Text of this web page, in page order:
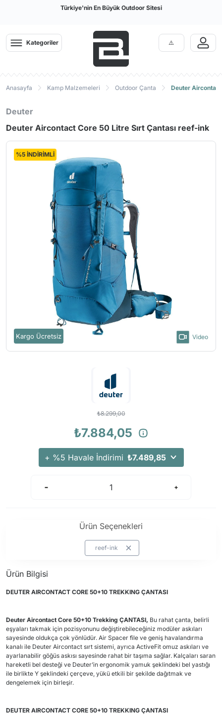
Türkiye'nin En Büyük Outdoor Sitesi
Kategoriler
Anasayfa Kamp Malzemeleri Outdoor Çanta Deuter
Deuter
Deuter Aircontact Core 50 Litre Sırt Çantası reef-ink
Kargo Ücretsiz
%5 İNDİRİMLİ
Video
₺8.299,00
₺7.884,05
+ %5 Havale İndirimi ₺7.489,85
Ürün Seçenekleri
reef-ink
Ürün Bilgisi
DEUTER AIRCONTACT CORE 50+10 TREKKING ÇANTASI
Deuter Aircontact Core 50+10 Trekking ÇANTASI, Bu rahat çanta, belirli
eşyaları takmak için pozisyonunu değiştirebileceğiniz modüler askıları
sayesinde oldukça çok yönlüdür. Air Spacer file ve geniş havalandırma
kanalı ile Deuter Aircontact sırt sistemi, ayrıca ActiveFit omuz askıları ve
ayarlanabilir göğüs askısı sayesinde rahat bir taşıma sağlar. Kalçaları saran
hareketli bel desteği ve Deuter’in ergonomik yamuk şeklindeki bel yastığı
ile birlikte Y şeklindeki çerçeve, yükü etkili bir şekilde dağıtmak ve
dengelemek için birleşir.
DEUTER AIRCONTACT CORE 50+10 TREKKING ÇANTASI